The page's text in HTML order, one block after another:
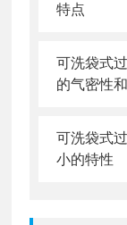
特点
可洗袋式
的气密性
可洗袋式
小的特性